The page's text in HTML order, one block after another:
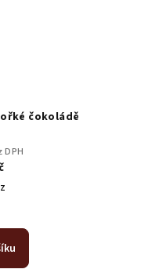
čokoládě
DPH